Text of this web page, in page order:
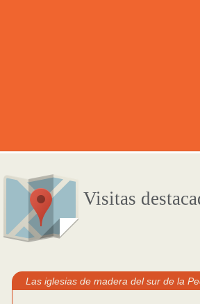
Visitas
Las iglesias de madera del sur de la